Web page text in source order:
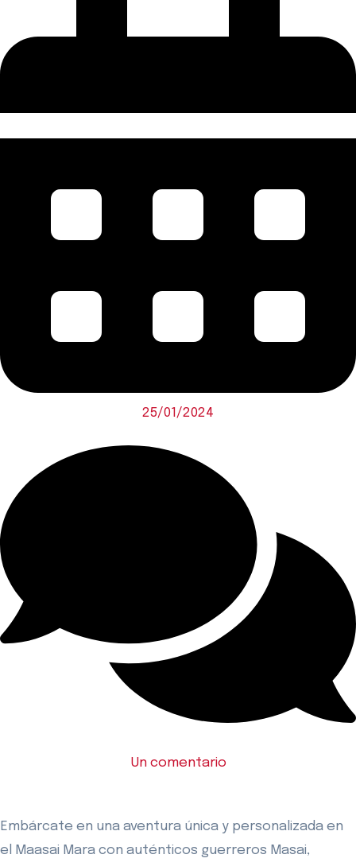
25/01/2024
Un comentario
Embárcate en una aventura única y personalizada en
el Maasai Mara con auténticos guerreros Masai,